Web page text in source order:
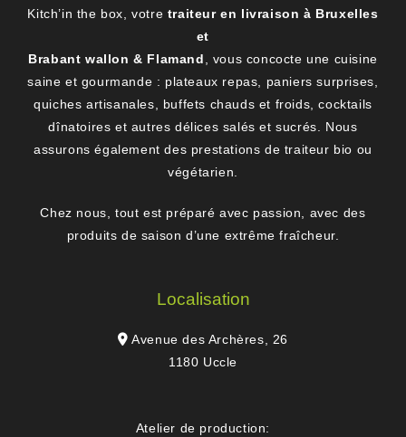
Kitch’in the box, votre traiteur en livraison à Bruxelles
et
Brabant wallon & Flamand , vous concocte une cuisine
saine et gourmande : plateaux repas, paniers surprises,
quiches artisanales, buffets chauds et froids, cocktails
dînatoires et autres délices salés et sucrés. Nous
assurons également des prestations de traiteur bio ou
végétarien.
Chez nous, tout est préparé avec passion, avec des
produits de saison d’une extrême fraîcheur.
Localisation
Avenue des Archères, 26
1180 Uccle
Atelier de production: